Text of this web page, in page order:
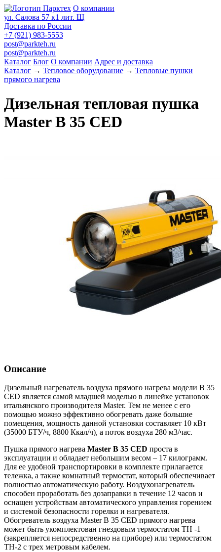
О компании
ул. Салова 57 к1 лит. Щ
Доставка по России
+7 (921) 983-5553
post@parkteh.ru
post@parkteh.ru
Каталог Блог О компании Адрес и доставка
Каталог → Тепловое оборудование → Тепловые пушки
прямого нагрева
Дизельная тепловая пушка
Master B 35 CED
Описание
Дизельный нагреватель воздуха прямого нагрева модели B 35
CED является самой младшей моделью в линейке установок
итальянского производителя Master. Тем не менее с его
помощью можно эффективно обогревать даже большие
помещения, мощность данной установки составляет 10 кВт
(35000 БТУ/ч, 8800 Ккал/ч), а поток воздуха 280 м3/час.
Пушка прямого нагрева Master B 35 CED проста в
эксплуатации и обладает небольшим весом – 17 килограмм.
Для ее удобной транспортировки в комплекте прилагается
тележка, а также комнатный термостат, который обеспечивает
полностью автоматическую работу. Воздухонагреватель
способен проработать без дозаправки в течение 12 часов и
оснащен устройствам автоматического управления горением
и системой безопасности горелки и нагревателя.
Обогреватель воздуха Master B 35 CED прямого нагрева
может быть укомплектован гнездовым термостатом ТН -1
(закрепляется непосредственно на приборе) или термостатом
ТН-2 с трех метровым кабелем.